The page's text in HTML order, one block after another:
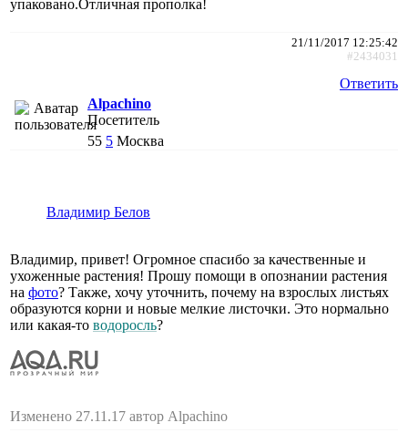
упаковано.Отличная прополка!
21/11/2017 12:25:42
#2434031
Ответить
Alpachino
Посетитель
55 5 Москва
Владимир Белов
Владимир, привет! Огромное спасибо за качественные и
ухоженные растения! Прошу помощи в опознании растения
на фото? Также, хочу уточнить, почему на взрослых листьях
образуются корни и новые мелкие листочки. Это нормально
или какая-то водоросль?
Изменено 27.11.17 автор Alpachino